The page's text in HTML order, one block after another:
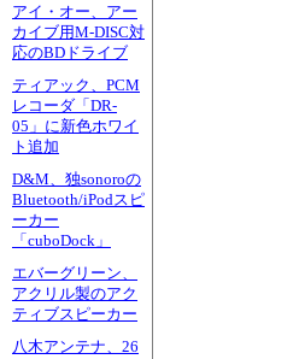
アイ・オー、アー
カイブ用M-DISC対
応のBDドライブ
ティアック、PCM
レコーダ「DR-
05」に新色ホワイ
ト追加
D&M、独sonoroの
Bluetooth/iPodスピ
ーカー
「cuboDock」
エバーグリーン、
アクリル製のアク
ティブスピーカー
八木アンテナ、26